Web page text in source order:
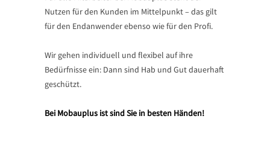
Nutzen für den Kunden im Mittelpunkt – das gilt
für den Endanwender ebenso wie für den Profi.
Wir gehen individuell und flexibel auf ihre
Bedürfnisse ein: Dann sind Hab und Gut dauerhaft
geschützt.
Bei Mobauplus ist sind Sie in besten Händen!